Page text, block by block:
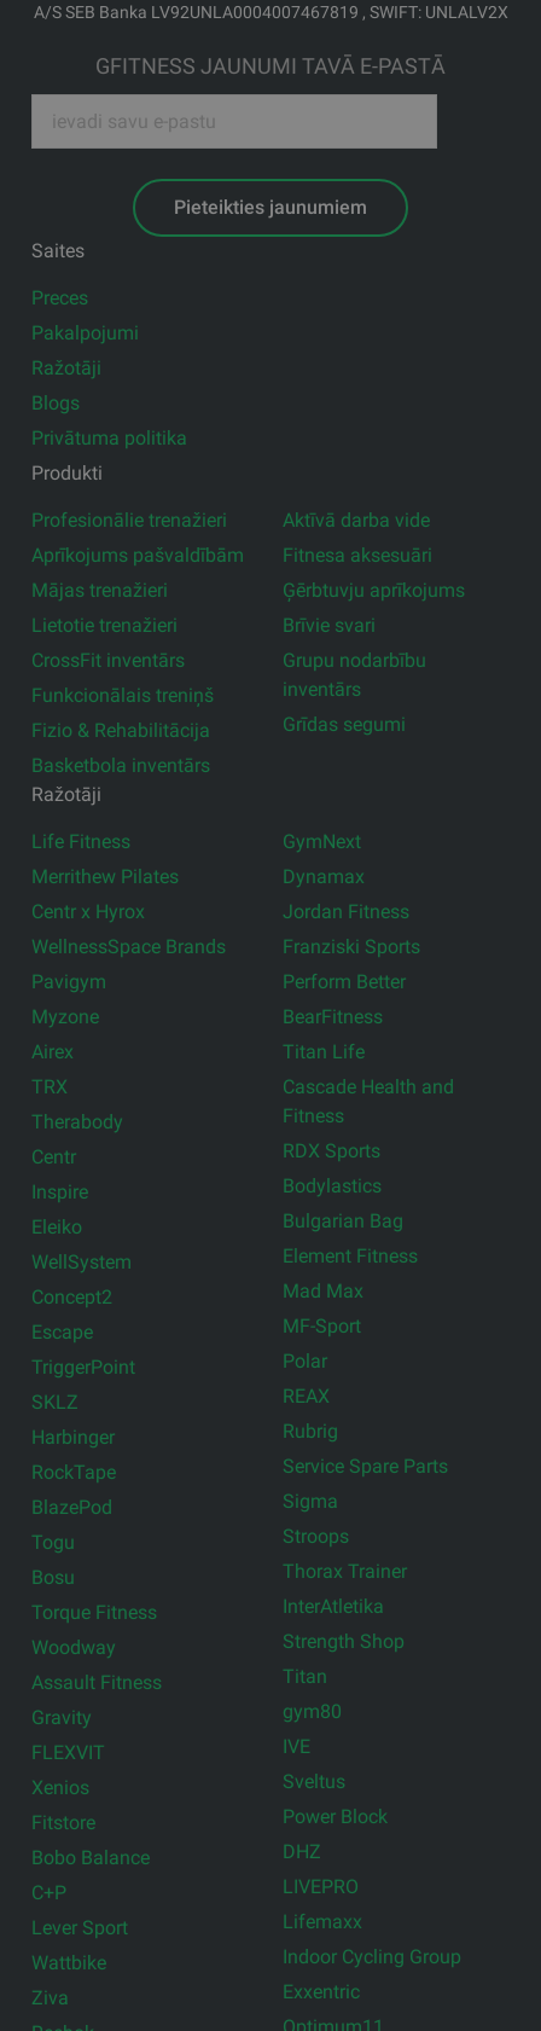
A/S SEB Banka LV92UNLA0004007467819 , SWIFT: UNLALV2X
GFITNESS JAUNUMI TAVĀ E-PASTĀ
Pieteikties jaunumiem
Saites
Preces
Pakalpojumi
Ražotāji
Blogs
Privātuma politika
Produkti
Profesionālie trenažieri
Aprīkojums pašvaldībām
Mājas trenažieri
Lietotie trenažieri
CrossFit inventārs
Funkcionālais treniņš
Fizio & Rehabilitācija
Basketbola inventārs
Aktīvā darba vide
Fitnesa aksesuāri
Ģērbtuvju aprīkojums
Brīvie svari
Grupu nodarbību
inventārs
Grīdas segumi
Ražotāji
Life Fitness
Merrithew Pilates
Centr x Hyrox
WellnessSpace Brands
Pavigym
Myzone
Airex
TRX
Therabody
Centr
Inspire
Eleiko
WellSystem
Concept2
Escape
TriggerPoint
SKLZ
Harbinger
RockTape
BlazePod
Togu
Bosu
Torque Fitness
Woodway
Assault Fitness
Gravity
FLEXVIT
Xenios
Fitstore
Bobo Balance
C+P
Lever Sport
Wattbike
Ziva
GymNext
Dynamax
Jordan Fitness
Franziski Sports
Perform Better
BearFitness
Titan Life
Cascade Health and
Fitness
RDX Sports
Bodylastics
Bulgarian Bag
Element Fitness
Mad Max
MF-Sport
Polar
REAX
Rubrig
Service Spare Parts
Sigma
Stroops
Thorax Trainer
InterAtletika
Strength Shop
Titan
gym80
IVE
Sveltus
Power Block
DHZ
LIVEPRO
Lifemaxx
Indoor Cycling Group
Exxentric